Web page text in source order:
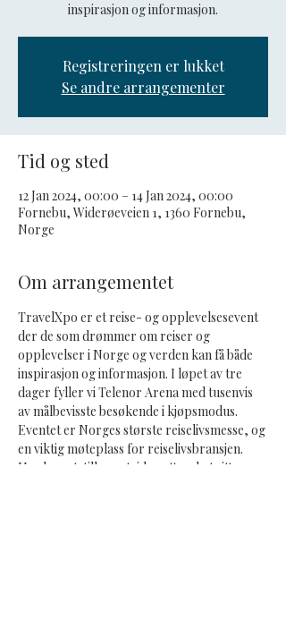
inspirasjon og informasjon.
Registreringen er lukket
Se andre arrangementer
Tid og sted
12 Jan 2024, 00:00 – 14 Jan 2024, 00:00
Fornebu, Widerøeveien 1, 1360 Fornebu,
Norge
Om arrangementet
TravelXpo er et reise- og opplevelsesevent
der de som drømmer om reiser og
opplevelser i Norge og verden kan få både
inspirasjon og informasjon. I løpet av tre
dager fyller vi Telenor Arena med tusenvis
av målbevisste besøkende i kjøpsmodus.
Eventet er Norges største reiselivsmesse, og
en viktig møteplass for reiselivsbransjen.
Her kan utstillere utvide nettverket sitt og